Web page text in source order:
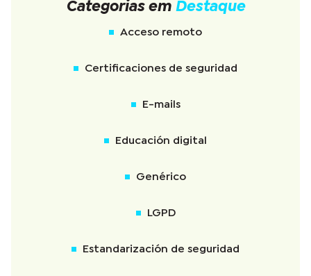
Categorias em Destaque
Acceso remoto
Certificaciones de seguridad
E-mails
Educación digital
Genérico
LGPD
Estandarización de seguridad